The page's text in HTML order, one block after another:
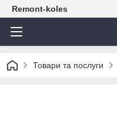
Remont-koles
Товари та послуги